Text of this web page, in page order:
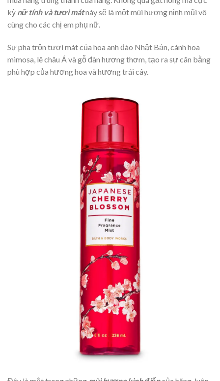
kỳ nữ tính và tươi mátnày sẽ là một mùi hương nịnh mũi vô
cùng cho các chị em phụ nữ.
Sự pha trộn tươi mát của hoa anh đào Nhật Bản, cánh hoa
mimosa, lê châu Á và gỗ đàn hương thơm, tạo ra sự cân bằng
phù hợp của hương hoa và hương trái cây.